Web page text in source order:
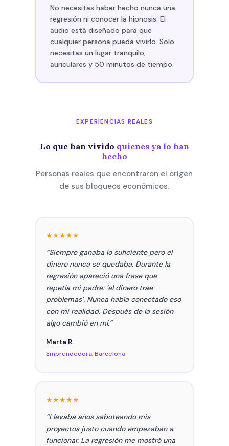
No necesitas haber hecho nunca una
regresión ni conocer la hipnosis. El
audio está diseñado para que
cualquier persona pueda vivirlo. Solo
necesitas un lugar tranquilo,
auriculares y 50 minutos de tiempo.
EXPERIENCIAS REALES
Lo que han vivido quienes ya lo han
hecho
Personas reales que encontraron el origen
de sus bloqueos económicos.
★★★★★
“Siempre ganaba lo suficiente pero el
dinero nunca se quedaba. Durante la
regresión apareció una frase que
repetía mi padre: ‘el dinero trae
problemas’. Nunca había conectado eso
con mi realidad. Después de la sesión
algo cambió en mí.”
Marta R.
Emprendedora, Barcelona
★★★★★
“Llevaba años saboteando mis
proyectos justo cuando empezaban a
funcionar. La regresión me mostró una